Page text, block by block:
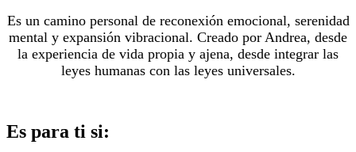
Es un camino personal de reconexión emocional, serenidad
mental y expansión vibracional. Creado por Andrea, desde
la experiencia de vida propia y ajena, desde integrar las
leyes humanas con las leyes universales.
Es para ti si: